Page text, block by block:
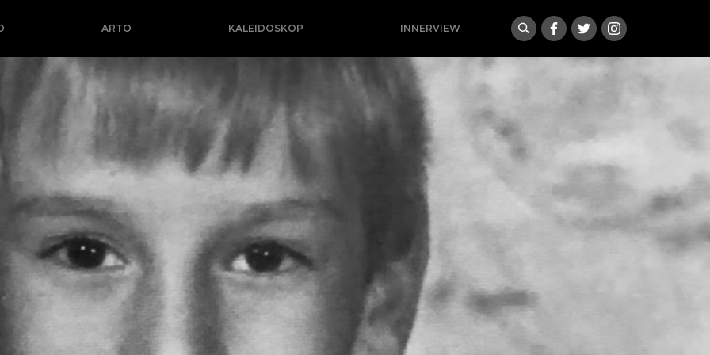
ARTO KALEIDOSKOP INNERVIEW